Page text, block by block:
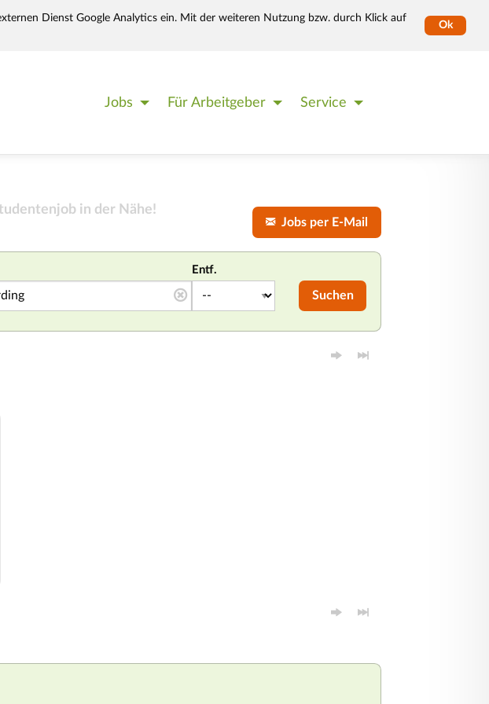
Dienst Google Analytics ein. Mit der weiteren Nutzung bzw. durch Klick auf
Ok
Jobs Für Arbeitgeber Service
in der Nähe!
Jobs per E-Mail
Entf.
Suchen